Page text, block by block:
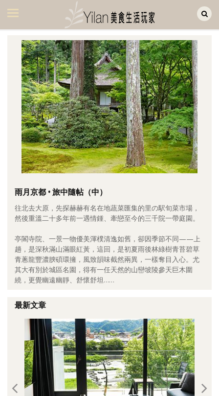
美食集
美飲集
廚房集
旅遊集
旅遊美食集
生活風
書房集
日記簿
餐桌週記
享樂隨手拍
影音區
創意出版服務
關於Yilan
個人著作
活動實況記錄
媒體報導一覽
合作與代言
雨月京都 • 旅中隨帖（中）
往北去大原，先探赫赫有名在地蔬菜匯集的里の駅旬菜市場，
然後重溫二十多年前一遇情鍾、牽戀至今的三千院一帶庭園。
亭閣寺院、一景一物優美渾樸清逸如舊，卻因季節不同——上
趟，是深秋滿山滿眼紅黃，這回，是初夏雨後林綠樹青苔碧草
青蔥龍豐濃腴碩環擁，風致韻味截然兩異，一樣奪目入心。尤
其大有別於城區名園，得有一任天然的山巒坡陵參天巨木圍
繞，更覺幽遠幽靜、舒懷舒坦……
最新文章